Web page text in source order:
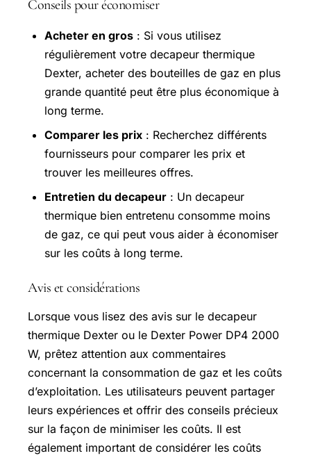
Conseils pour économiser
Acheter en gros : Si vous utilisez
régulièrement votre decapeur thermique
Dexter, acheter des bouteilles de gaz en plus
grande quantité peut être plus économique à
long terme.
Comparer les prix : Recherchez différents
fournisseurs pour comparer les prix et
trouver les meilleures offres.
Entretien du decapeur : Un decapeur
thermique bien entretenu consomme moins
de gaz, ce qui peut vous aider à économiser
sur les coûts à long terme.
Avis et considérations
Lorsque vous lisez des avis sur le decapeur
thermique Dexter ou le Dexter Power DP4 2000
W, prêtez attention aux commentaires
concernant la consommation de gaz et les coûts
d’exploitation. Les utilisateurs peuvent partager
leurs expériences et offrir des conseils précieux
sur la façon de minimiser les coûts. Il est
également important de considérer les coûts